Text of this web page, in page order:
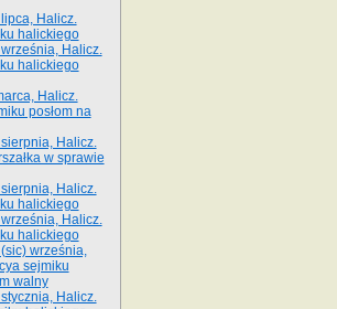
Halicz.
halickiego
Halicz.
halickiego
Halicz.
posłom na
Halicz.
w sprawie
Halicz.
halickiego
Halicz.
halickiego
września,
sejmiku
walny
Halicz.